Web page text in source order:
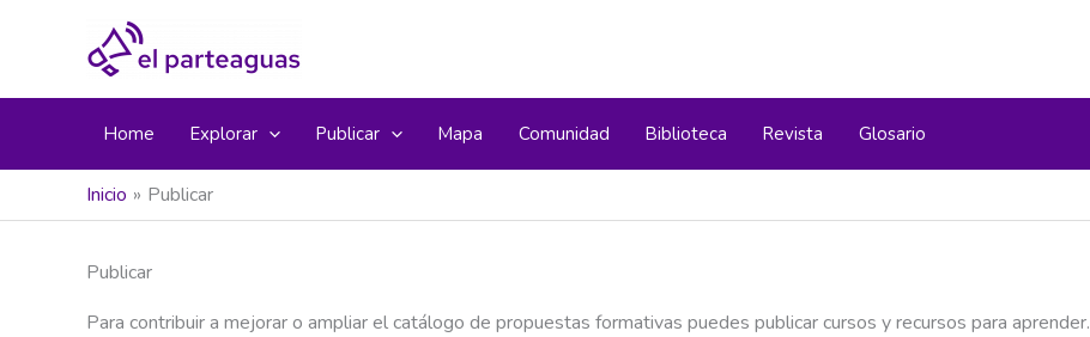
Home Explorar Publicar Mapa Comunidad Biblioteca Revista Glosario
Inicio Publicar
Publicar
Para contribuir a mejorar o ampliar el catálogo de propuestas formativas puedes publicar cursos y recursos para aprender.